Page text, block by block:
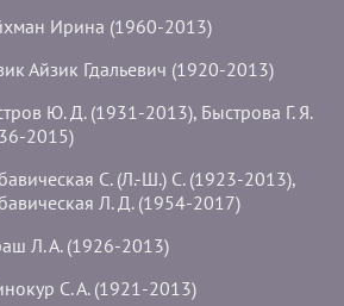
Ирина (1960-2013)
Айзик Гдальевич (1920-2013)
Ю. Д. (1931-2013), Быстрова Г. Я.
2015)
С. (Л.-Ш.) С. (1923-2013),
Л. Д. (1954-2017)
Л. А. (1926-2013)
С. А. (1921-2013)